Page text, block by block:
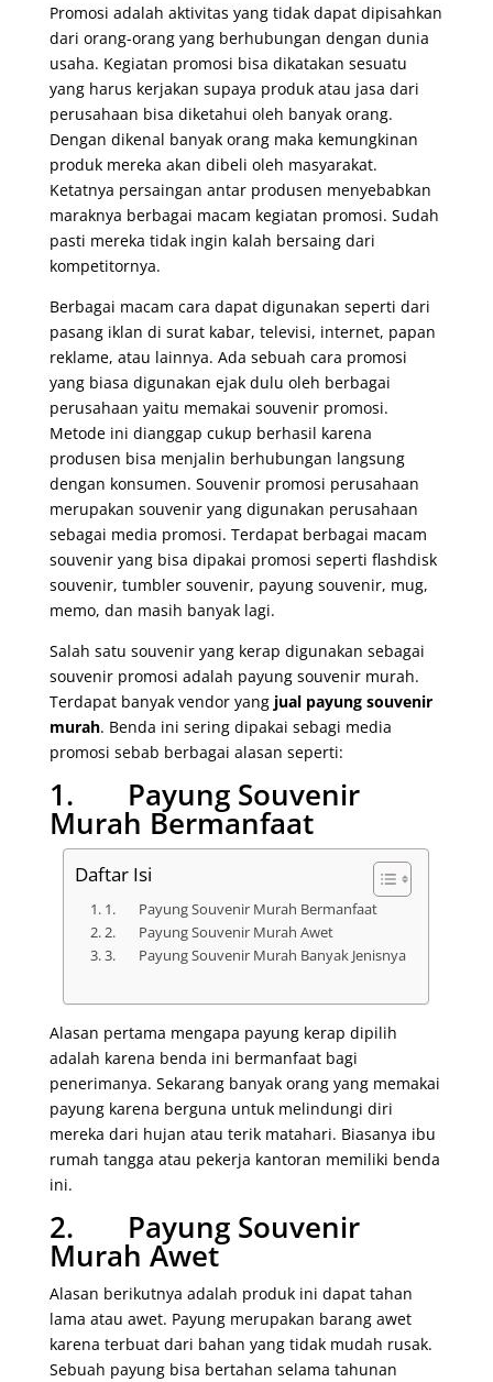
Promosi adalah aktivitas yang tidak dapat dipisahkan
dari orang-orang yang berhubungan dengan dunia
usaha. Kegiatan promosi bisa dikatakan sesuatu
yang harus kerjakan supaya produk atau jasa dari
perusahaan bisa diketahui oleh banyak orang.
Dengan dikenal banyak orang maka kemungkinan
produk mereka akan dibeli oleh masyarakat.
Ketatnya persaingan antar produsen menyebabkan
maraknya berbagai macam kegiatan promosi. Sudah
pasti mereka tidak ingin kalah bersaing dari
kompetitornya.
Berbagai macam cara dapat digunakan seperti dari
pasang iklan di surat kabar, televisi, internet, papan
reklame, atau lainnya. Ada sebuah cara promosi
yang biasa digunakan ejak dulu oleh berbagai
perusahaan yaitu memakai souvenir promosi.
Metode ini dianggap cukup berhasil karena
produsen bisa menjalin berhubungan langsung
dengan konsumen. Souvenir promosi perusahaan
merupakan souvenir yang digunakan perusahaan
sebagai media promosi. Terdapat berbagai macam
souvenir yang bisa dipakai promosi seperti flashdisk
souvenir, tumbler souvenir, payung souvenir, mug,
memo, dan masih banyak lagi.
Salah satu souvenir yang kerap digunakan sebagai
souvenir promosi adalah payung souvenir murah.
Terdapat banyak vendor yang jual payung souvenir
murah. Benda ini sering dipakai sebagi media
promosi sebab berbagai alasan seperti:
1. Payung Souvenir
Murah Bermanfaat
Daftar Isi
1. Payung Souvenir Murah Bermanfaat
2. Payung Souvenir Murah Awet
3. Payung Souvenir Murah Banyak Jenisnya
Alasan pertama mengapa payung kerap dipilih
adalah karena benda ini bermanfaat bagi
penerimanya. Sekarang banyak orang yang memakai
payung karena berguna untuk melindungi diri
mereka dari hujan atau terik matahari. Biasanya ibu
rumah tangga atau pekerja kantoran memiliki benda
ini.
2. Payung Souvenir
Murah Awet
Alasan berikutnya adalah produk ini dapat tahan
lama atau awet. Payung merupakan barang awet
karena terbuat dari bahan yang tidak mudah rusak.
Sebuah payung bisa bertahan selama tahunan